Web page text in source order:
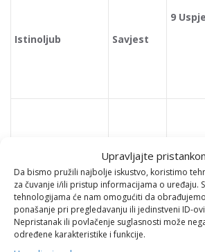
Upravljajte
Da bismo pružili najbolje iskustvo, koristimo
za čuvanje i/ili pristup informacijama o uređaju.
tehnologijama će nam omogućiti da
ponašanje pri pregledavanju ili jedinstveni ID-
Nepristanak ili povlačenje suglasnosti može
određene karakteristike i funkcije.
Istinoljub Savjest
9
P
Spo
Učinkov
10
11